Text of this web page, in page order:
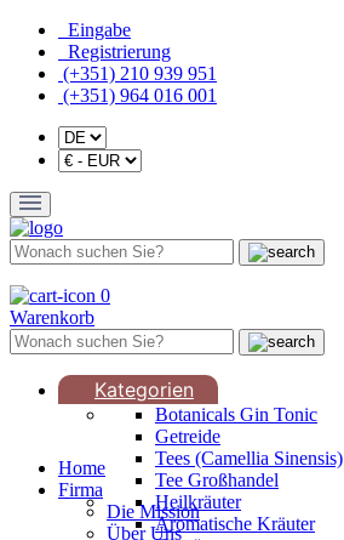
Eingabe
Registrierung
(+351) 210 939 951
(+351) 964 016 001
0
Warenkorb
Kategorien
Botanicals Gin Tonic
Getreide
Tees (Camellia Sinensis)
Tee Großhandel
Heilkräuter
Aromatische Kräuter
Home
Firma
Die Mission
Über Uns